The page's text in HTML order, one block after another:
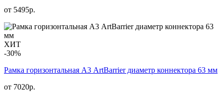
от 5495р.
ХИТ
-30%
Рамка горизонтальная А3 ArtBarrier диаметр коннектора 63 мм
от 7020р.